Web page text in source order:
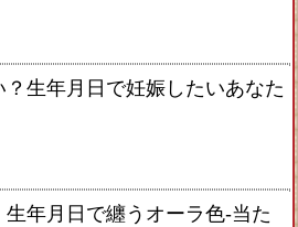
生年月日で妊娠したいあなた
生年月日で纏うオーラ色-当た